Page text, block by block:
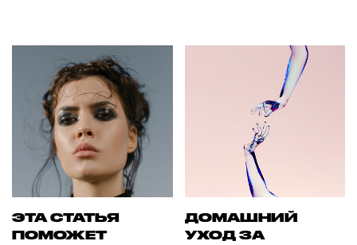
ЭТА СТАТЬЯ
ПОМОЖЕТ
ДОМАШНИЙ
УХОД ЗА